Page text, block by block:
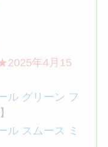
年4月15
ル グリーン フ
ル スムース ミ